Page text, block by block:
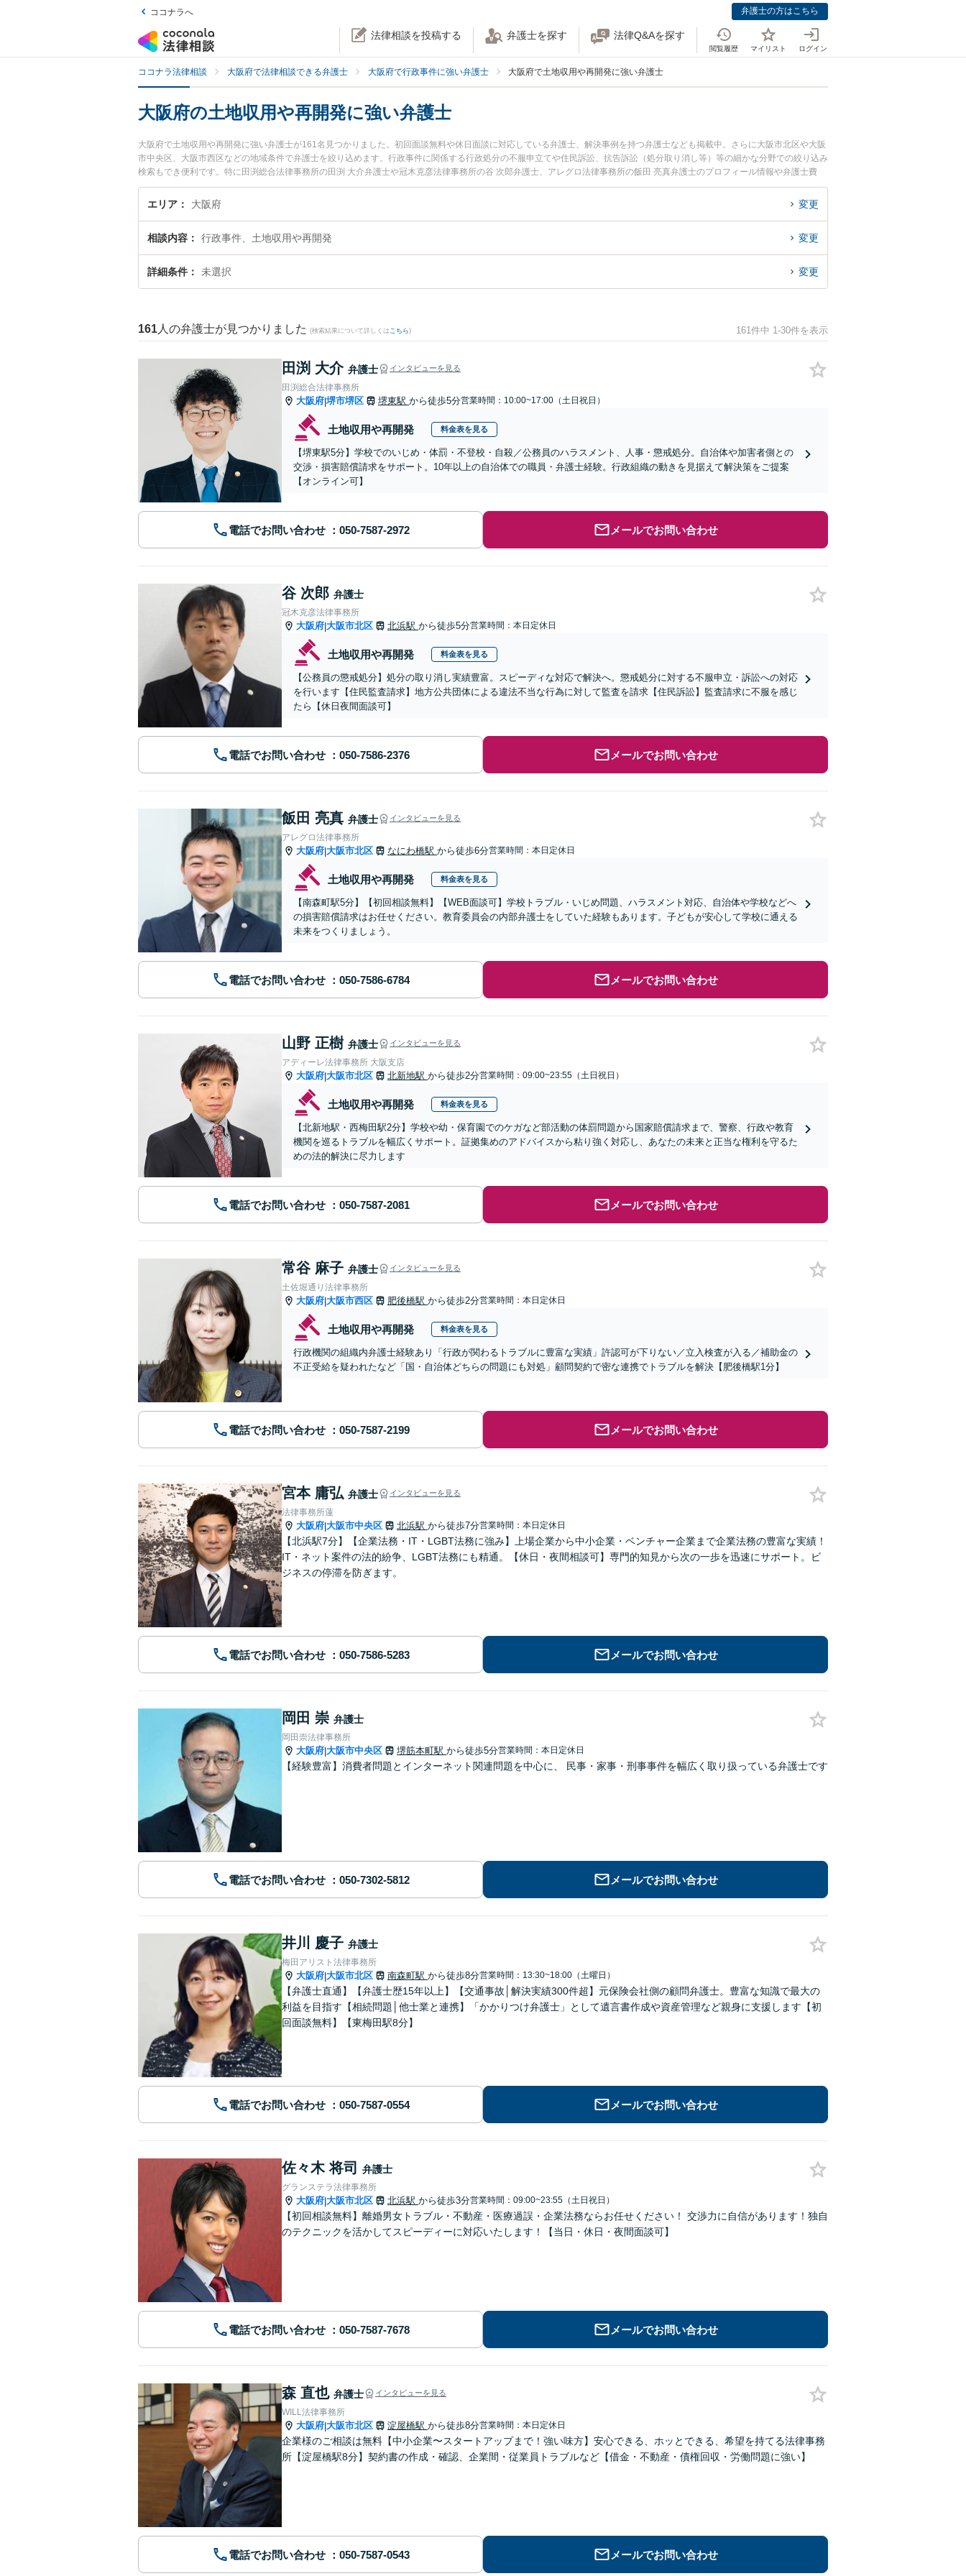
ココナラへ 弁護士の方はこちら
法律相談を投稿する 弁護士を探す 法律Q&Aを探す
閲覧履歴 マイリスト ログイン
ココナラ法律相談 大阪府で法律相談できる弁護士 大阪府で行政事件に強い弁護士 大阪府で土地収用や再開発に強い弁護士
大阪府の土地収用や再開発に強い弁護士
大阪府で土地収用や再開発に強い弁護士が161名見つかりました。初回面談無料や休日面談に対応している弁護士、解決事例を持つ弁護士なども掲載中。さらに大阪市北区や大阪
市中央区、大阪市西区などの地域条件で弁護士を絞り込めます。行政事件に関係する行政処分の不服申立てや住民訴訟、抗告訴訟（処分取り消し等）等の細かな分野での絞り込み
検索もでき便利です。特に田渕総合法律事務所の田渕 大介弁護士や冠木克彦法律事務所の谷 次郎弁護士、アレグロ法律事務所の飯田 亮真弁護士のプロフィール情報や弁護士費
用、強みなどが注目されています。『大阪府で土日や夜間に発生した土地収用や再開発のトラブルを今すぐに弁護士に相談したい』『土地収用や再開発のトラブル解決の実績豊富
な近くの弁護士を検索したい』『初回相談無料で土地収用や再開発を法律相談できる大阪府内の弁護士に相談予約したい』などでお困りの相談者さんにおすすめです。
エリア 大阪府 変更
相談内容 行政事件、土地収用や再開発 変更
詳細条件 未選択 変更
161 人の弁護士が見つかりました (検索結果について詳しくは こちら) 161件中 1-30件を表示
田渕 大介 弁護士 インタビューを見る
田渕総合法律事務所
大阪府|堺市堺区 堺東駅 から徒歩5分営業時間：10:00~17:00（土日祝日）
土地収用や再開発 料金表を見る
【堺東駅5分】学校でのいじめ・体罰・不登校・自殺／公務員のハラスメント、人事・懲戒処分。自治体や加害者側との
交渉・損害賠償請求をサポート。10年以上の自治体での職員・弁護士経験。行政組織の動きを見据えて解決策をご提案
【オンライン可】
電話でお問い合わせ メールでお問い合わせ
谷 次郎 弁護士
冠木克彦法律事務所
大阪府|大阪市北区 北浜駅 から徒歩5分営業時間：本日定休日
土地収用や再開発 料金表を見る
【公務員の懲戒処分】処分の取り消し実績豊富。スピーディな対応で解決へ。懲戒処分に対する不服申立・訴訟への対応
を行います【住民監査請求】地方公共団体による違法不当な行為に対して監査を請求【住民訴訟】監査請求に不服を感じ
たら【休日夜間面談可】
電話でお問い合わせ メールでお問い合わせ
飯田 亮真 弁護士 インタビューを見る
アレグロ法律事務所
大阪府|大阪市北区 なにわ橋駅 から徒歩6分営業時間：本日定休日
土地収用や再開発 料金表を見る
【南森町駅5分】【初回相談無料】【WEB面談可】学校トラブル・いじめ問題、ハラスメント対応、自治体や学校などへ
の損害賠償請求はお任せください。教育委員会の内部弁護士をしていた経験もあります。子どもが安心して学校に通える
未来をつくりましょう。
電話でお問い合わせ メールでお問い合わせ
山野 正樹 弁護士 インタビューを見る
アディーレ法律事務所 大阪支店
大阪府|大阪市北区 北新地駅 から徒歩2分営業時間：09:00~23:55（土日祝日）
土地収用や再開発 料金表を見る
【北新地駅・西梅田駅2分】学校や幼・保育園でのケガなど部活動の体罰問題から国家賠償請求まで、警察、行政や教育
機関を巡るトラブルを幅広くサポート。証拠集めのアドバイスから粘り強く対応し、あなたの未来と正当な権利を守るた
めの法的解決に尽力します
電話でお問い合わせ メールでお問い合わせ
常谷 麻子 弁護士 インタビューを見る
土佐堀通り法律事務所
大阪府|大阪市西区 肥後橋駅 から徒歩2分営業時間：本日定休日
土地収用や再開発 料金表を見る
行政機関の組織内弁護士経験あり「行政が関わるトラブルに豊富な実績」許認可が下りない／立入検査が入る／補助金の
不正受給を疑われたなど「国・自治体どちらの問題にも対処」顧問契約で密な連携でトラブルを解決【肥後橋駅1分】
電話でお問い合わせ メールでお問い合わせ
宮本 庸弘 弁護士 インタビューを見る
法律事務所蓮
大阪府|大阪市中央区 北浜駅 から徒歩7分営業時間：本日定休日
【北浜駅7分】【企業法務・IT・LGBT法務に強み】上場企業から中小企業・ベンチャー企業まで企業法務の豊富な実績！
IT・ネット案件の法的紛争、LGBT法務にも精通。【休日・夜間相談可】専門的知見から次の一歩を迅速にサポート。ビ
ジネスの停滞を防ぎます。
電話でお問い合わせ メールでお問い合わせ
岡田 崇 弁護士
岡田崇法律事務所
大阪府|大阪市中央区 堺筋本町駅 から徒歩5分営業時間：本日定休日
【経験豊富】消費者問題とインターネット関連問題を中心に、 民事・家事・刑事事件を幅広く取り扱っている弁護士です
電話でお問い合わせ メールでお問い合わせ
井川 慶子 弁護士
梅田アリスト法律事務所
大阪府|大阪市北区 南森町駅 から徒歩8分営業時間：13:30~18:00（土曜日）
【弁護士直通】【弁護士歴15年以上】【交通事故│解決実績300件超】元保険会社側の顧問弁護士。豊富な知識で最大の
利益を目指す【相続問題│他士業と連携】「かかりつけ弁護士」として遺言書作成や資産管理など親身に支援します【初
回面談無料】【東梅田駅8分】
電話でお問い合わせ メールでお問い合わせ
佐々木 将司 弁護士
グランステラ法律事務所
大阪府|大阪市北区 北浜駅 から徒歩3分営業時間：09:00~23:55（土日祝日）
【初回相談無料】離婚男女トラブル・不動産・医療過誤・企業法務ならお任せください！ 交渉力に自信があります！独自
のテクニックを活かしてスピーディーに対応いたします！【当日・休日・夜間面談可】
電話でお問い合わせ メールでお問い合わせ
森 直也 弁護士 インタビューを見る
WILL法律事務所
大阪府|大阪市北区 淀屋橋駅 から徒歩8分営業時間：本日定休日
企業様のご相談は無料【中小企業〜スタートアップまで！強い味方】安心できる、ホッとできる、希望を持てる法律事務
所【淀屋橋駅8分】契約書の作成・確認、企業間・従業員トラブルなど【借金・不動産・債権回収・労働問題に強い】
電話でお問い合わせ メールでお問い合わせ